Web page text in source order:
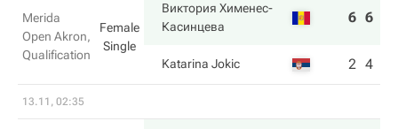
Merida
Open Akron,
Qualification
Female
Single
Виктория Хименес-
Касинцева
6 6
Katarina Jokic 2 4
13.11, 02:35